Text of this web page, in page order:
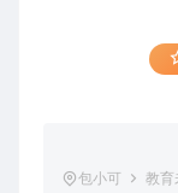
包小可 教育